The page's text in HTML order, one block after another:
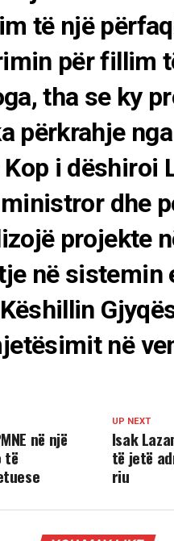
të një
për fillim
tha se ky
përkrahje
i dëshiroi
dhe
projekte
në sistemin
në
UP NEXT
Isak
të jetë
riu
në një
të